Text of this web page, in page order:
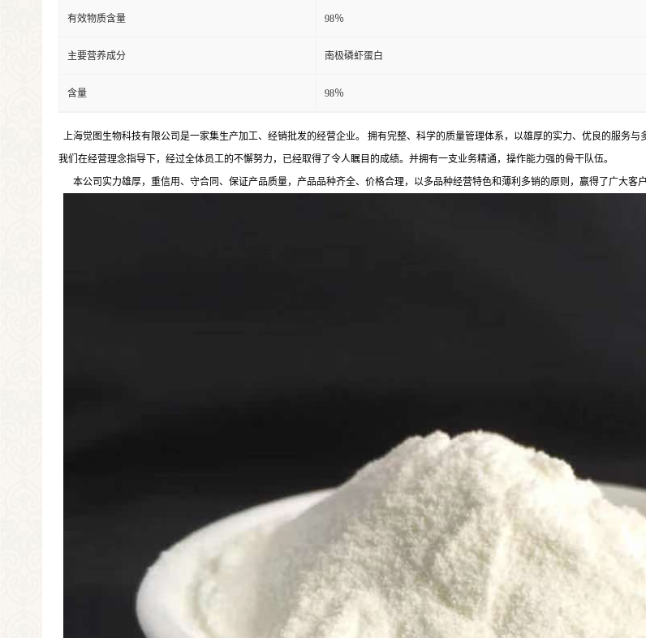
有效物质含量 98％
主要营养成分 南极磷虾蛋白
含量 98％
上海觉图生物科技有限公司是一家集生产加工、经销批发的经营企业。 拥有完整、科学的质量管理体系，以雄厚的实力、优良的服务
我们在经营理念指导下，经过全体员工的不懈努力，已经取得了令人瞩目的成绩。并拥有一支业务精通，操作能力强的骨干队伍。
本公司实力雄厚，重信用、守合同、保证产品质量，产品品种齐全、价格合理，以多品种经营特色和薄利多销的原则，赢得了广大客